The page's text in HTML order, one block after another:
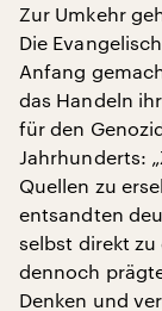
Zur Umkehr
Die
Anfang
das Handeln
für den
Jahrhunderts:
Quellen zu
entsandten
selbst direkt
dennoch
Denken und